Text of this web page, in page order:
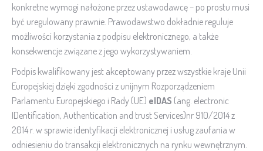
konkretne wymogi nałożone przez ustawodawcę – po prostu musi
być uregulowany prawnie. Prawodawstwo dokładnie reguluje
możliwości korzystania z podpisu elektronicznego, a także
konsekwencje związane z jego wykorzystywaniem.
Podpis kwalifikowany jest akceptowany przez wszystkie kraje Unii
Europejskiej dzięki zgodności z unijnym Rozporządzeniem
Parlamentu Europejskiego i Rady (UE) eIDAS (ang. electronic
IDentification, Authentication and trust Services)nr 910/2014 z
2014 r. w sprawie identyfikacji elektronicznej i usług zaufania w
odniesieniu do transakcji elektronicznych na rynku wewnętrznym.